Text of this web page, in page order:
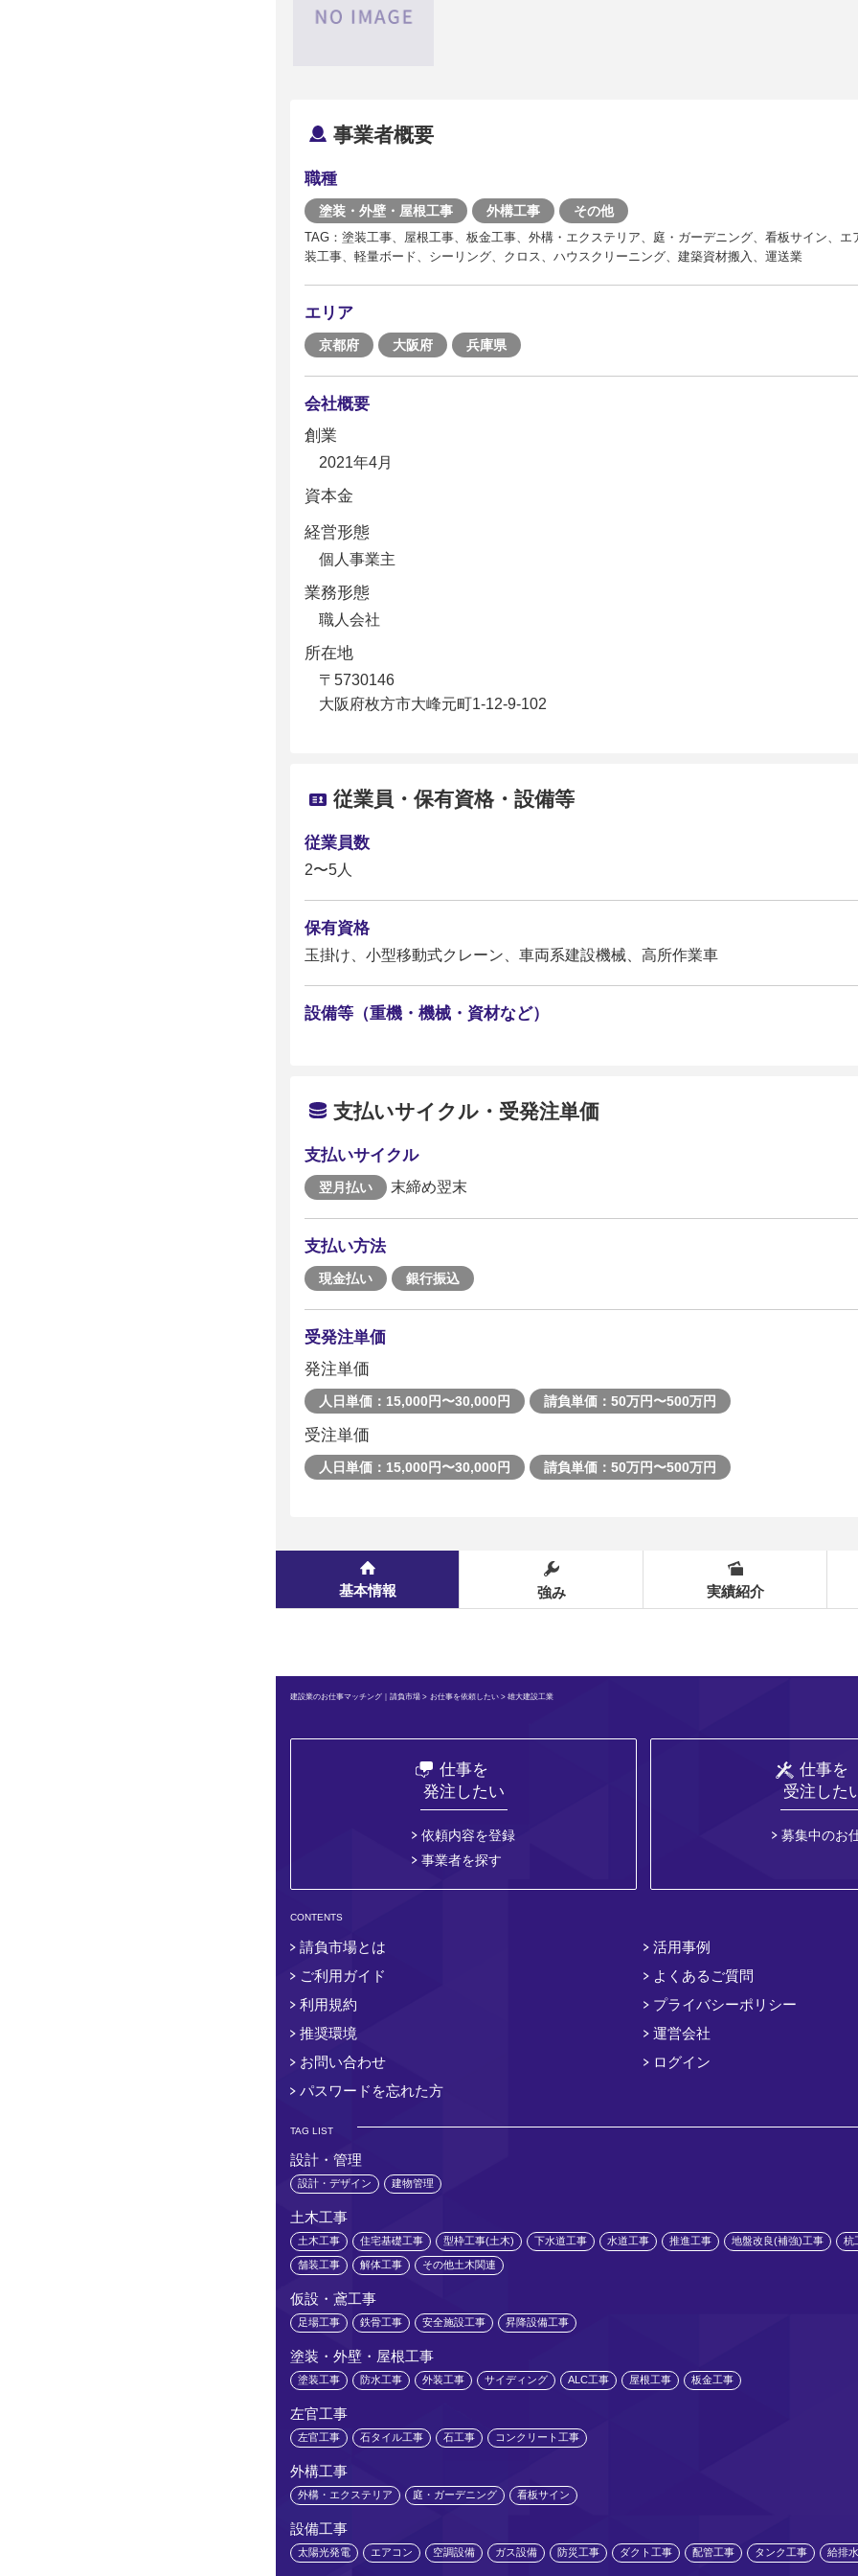
事業者概要
職種
塗装・外壁・屋根工事 外構工事 その他
TAG：塗装工事、屋根工事、板金工事、外構・エクステリア、庭・ガーデニング、看板サイン、エ
装工事、軽量ボード、シーリング、クロス、ハウスクリーニング、建築資材搬入、運送業
エリア
京都府 大阪府 兵庫県
会社概要
創業
2021年4月
資本金
経営形態
個人事業主
業務形態
職人会社
所在地
〒5730146
大阪府枚方市大峰元町1-12-9-102
従業員・保有資格・設備等
従業員数
2〜5人
保有資格
玉掛け、小型移動式クレーン、車両系建設機械、高所作業車
設備等（重機・機械・資材など）
支払いサイクル・受発注単価
支払いサイクル
翌月払い 末締め翌末
支払い方法
現金払い 銀行振込
受発注単価
発注単価
人日単価：15,000円〜30,000円 請負単価：50万円〜500万円
受注単価
人日単価：15,000円〜30,000円 請負単価：50万円〜500万円
基本情報 強み 実績紹介
建設業のお仕事マッチング｜請負市場 > お仕事を依頼したい> 雄大建設工業
仕事を
発注したい
依頼内容を登録
事業者を探す
仕事を
受注した
募集中のお
CONTENTS
請負市場とは
活用事例
ご利用ガイド
よくあるご質問
利用規約
プライバシーポリシー
推奨環境
運営会社
お問い合わせ
ログイン
パスワードを忘れた方
TAG LIST
設計・管理
設計・デザイン 建物管理
土木工事
土木工事 住宅基礎工事 型枠工事(土木) 下水道工事 水道工事 推進工事 地盤改良(補強)工事 杭
舗装工事 解体工事 その他土木関連
仮設・鳶工事
足場工事 鉄骨工事 安全施設工事 昇降設備工事
塗装・外壁・屋根工事
塗装工事 防水工事 外装工事 サイディング ALC工事 屋根工事 板金工事
左官工事
左官工事 石タイル工事 石工事 コンクリート工事
外構工事
外構・エクステリア 庭・ガーデニング 看板サイン
設備工事
太陽光発電 エアコン 空調設備 ガス設備 防災工事 ダクト工事 配管工事 タンク工事 給排